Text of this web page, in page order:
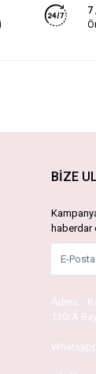
7
BİZE
haberdar
Adres :
130/A
Whatsapp